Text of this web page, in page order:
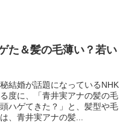
た＆髪の毛薄い？若い
結婚が話題になっているNHK
度に、「青井実アナの髪の毛
ハゲてきた？」と、髪型や毛
、青井実アナの髪...